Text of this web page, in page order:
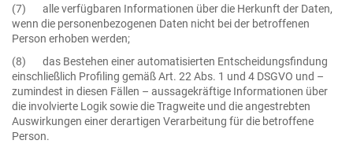
(7) alle verfügbaren Informationen über die Herkunft der Daten,
wenn die personenbezogenen Daten nicht bei der betroffenen
Person erhoben werden;
(8) das Bestehen einer automatisierten Entscheidungsfindung
einschließlich Profiling gemäß Art. 22 Abs. 1 und 4 DSGVO und –
zumindest in diesen Fällen – aussagekräftige Informationen über
die involvierte Logik sowie die Tragweite und die angestrebten
Auswirkungen einer derartigen Verarbeitung für die betroffene
Person.